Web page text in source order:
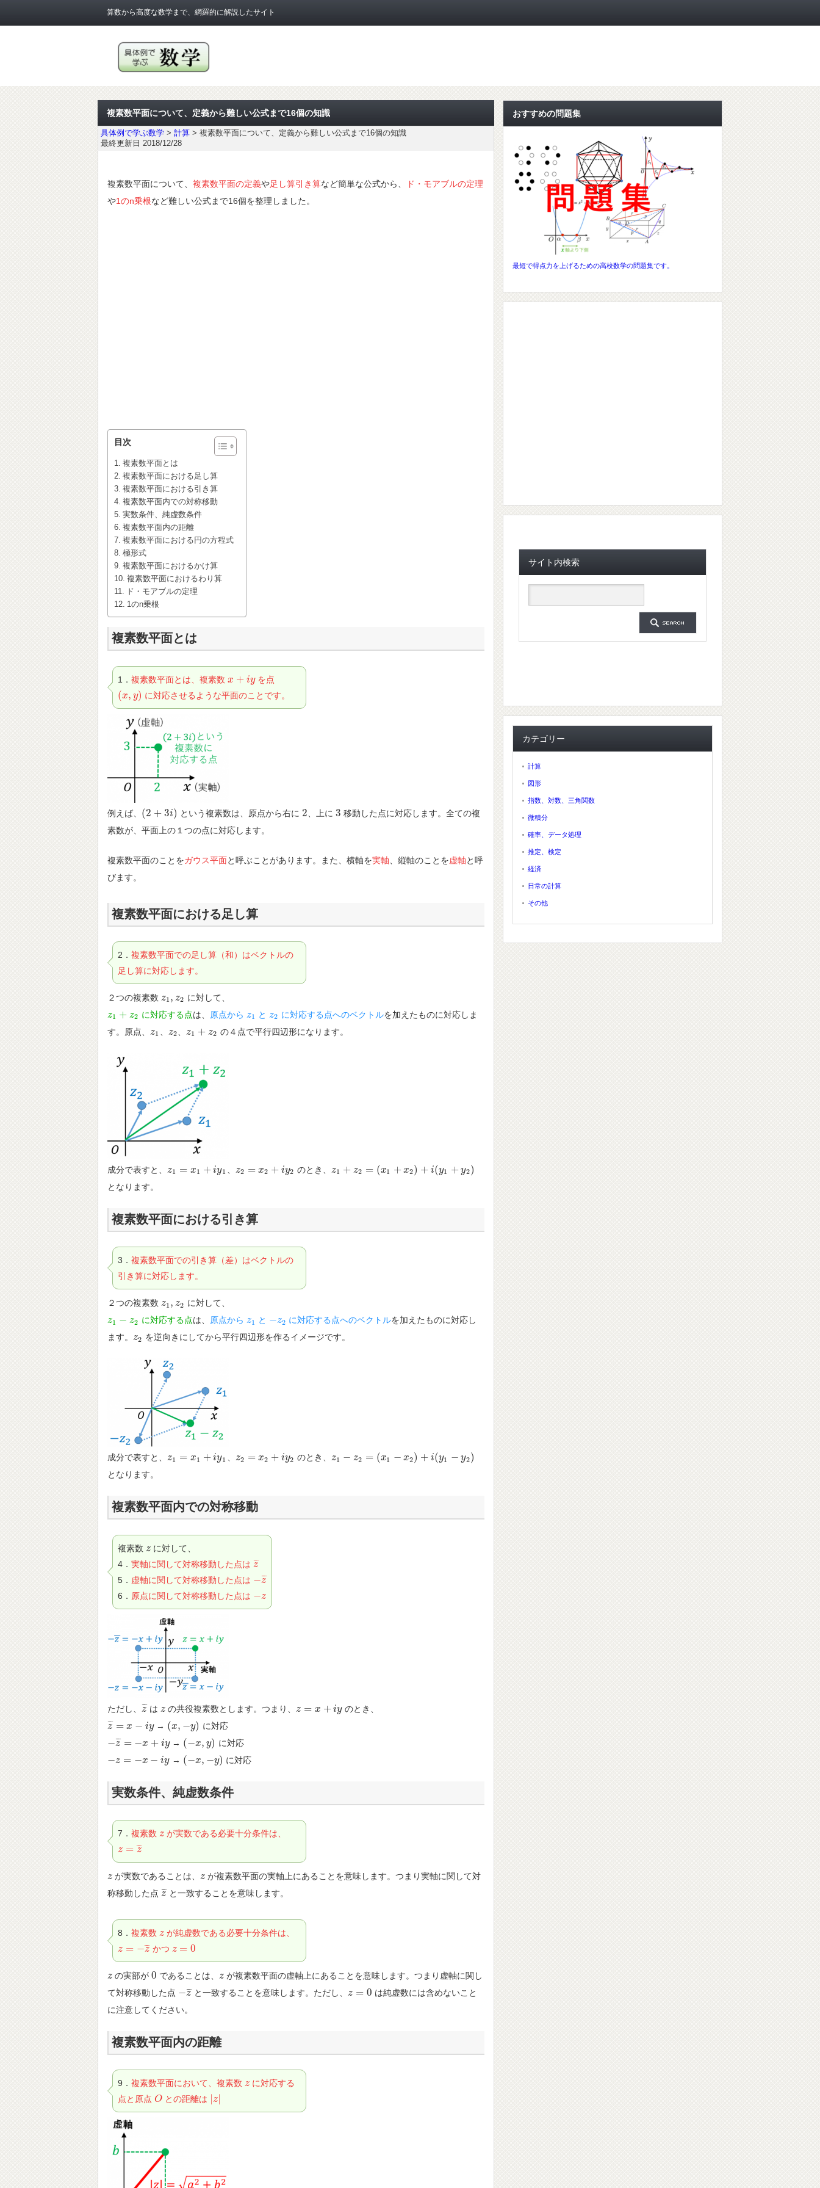
算数から高度な数学まで、網羅的に解説したサイト
複素数平面について、定義から難しい公式まで16個の知識
具体例で学ぶ数学 > 計算 > 複素数平面について、定義から難しい公式まで16個の知識
最終更新日 2018/12/28
複素数平面について、 複素数平面の定義や足し算引き算など簡単な公式から、
ド・モアブルの定理
や1のn乗根など難しい公式まで16個を整理しました。
目次
複素数平面とは
複素数平面における足し算
複素数平面における引き算
複素数平面内での対称移動
実数条件、純虚数条件
複素数平面内の距離
複素数平面における円の方程式
極形式
複素数平面におけるかけ算
複素数平面におけるわり算
ド・モアブルの定理
1のn乗根
複素数平面とは
1． 複素数平面とは、複素数 x + iy
x+ iy を点
(x, y)
(x,y ) に対応させるような平面のことです。
例えば、 (2 + 3i)
(2+ 3i) という複素数は、原点から右に 2
2 、上に3
3 移動した点に対応します。全ての複
素数が、平面上の１つの点に対応します。
複素数平面のことをガウス平面と呼ぶことがあります。また、横軸を実軸 、縦軸のことを虚軸と呼
びます。
複素数平面における足し算
2． 複素数平面での足し算（和）はベクトルの
足し算に対応します。
２つの複素数 z1 , z2
z1 , z2
に対して、
z1 + z2
z1 +z2 に対応する点は、 原点から z1
z1 と z2
z2 に対応する点へのベクトルを加えたものに対応しま
す。原点、 z1
z1 z2
z2 z1 + z2
z1 +z2 の４点で平行四辺形になります。
成分で表すと、 z1 = x1 + iy1
z1 =x1 +iy 1 z2 = x2 + iy2
z2 =x2+iy 2 のとき、 z1 + z2 = (x1 + x2) + i(y1 + y2)
z1 +z2=( x1+ x2) i(y1+y 2)
となります。
複素数平面における引き算
3． 複素数平面での引き算（差）はベクトルの
引き算に対応します。
２つの複素数 z1 , z2
z1 , z2
に対して、
z1 − z2
z1 −z2 に対応する点は、 原点から z1
z1 と −z2
−z2 に対応する点へのベクトルを加えたものに対応し
ます。 z2
z2 を逆向きにしてから平行四辺形を作るイメージです。
成分で表すと、 z1 = x1 + iy1
z1 =x1 +iy 1 、 z2 = x2 + iy2
z2 =x2+iy 2 のとき、z1 − z2 = (x1 − x2) + i(y1 − y2)
z1 −z2=( x1− x2) i(y 1−y 2)
となります。
複素数平面内での対称移動
複素数 z
z に対して、
4． 実軸に関して対称移動した点は z
¯¯
¯
z¯
5． 虚軸に関して対称移動した点は −z
¯¯
¯
−z¯
6． 原点に関して対称移動した点は −z
−z
ただし、 z
¯¯
¯
z¯は z
z の共役複素数とします。つまり、 z = x + iy
z=x+ iy
のとき、
z
¯¯
¯ = x − iy
z¯ =x −i y → (x, −y)
(x,− y) に対応
−z
¯¯
¯ = −x + iy
−z¯ =−x+iy → (−x, y)
( −x,y) に対応
−z = −x − iy
−z= −x−iy → (−x, −y)
( −x,−y ) に対応
実数条件、純虚数条件
7． 複素数 z
z が実数である必要十分条件は、
z = z
¯¯
¯
z=z¯
z
z が実数であることは、 z
z が複素数平面の実軸上にあることを意味します。つまり実軸に関して対
称移動した点 z
¯¯
¯
z¯ と一致することを意味します。
8． 複素数 z
z が純虚数である必要十分条件は、
z = −z
¯¯
¯
z=−z ¯ かつ z = 0
z=0
z
z の実部が0
0 であることは、 z
z が複素数平面の虚軸上にあることを意味します。つまり虚軸に関し
て対称移動した点 −z
¯¯
¯
−z¯ と一致することを意味します。ただし、 z = 0
z=0
は純虚数には含めないこと
に注意してください。
複素数平面内の距離
9． 複素数平面において、複素数 z
z に対応する
点と原点 O
O との距離は |z
z|
おすすめの問題集
最短で得点力を上げるための高校数学の問題集です。
サイト内検索
カテゴリー
計算
図形
指数、対数、三角関数
微積分
確率、データ処理
推定、検定
経済
日常の計算
その他